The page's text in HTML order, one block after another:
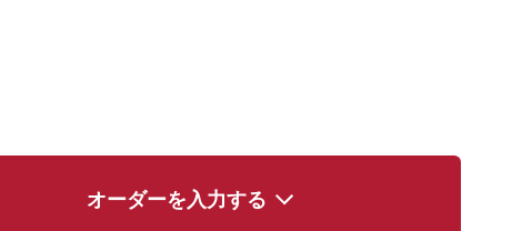
オーダーを入力する